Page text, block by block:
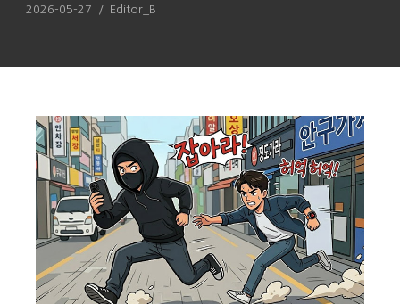
2026-05-27 / Editor_B